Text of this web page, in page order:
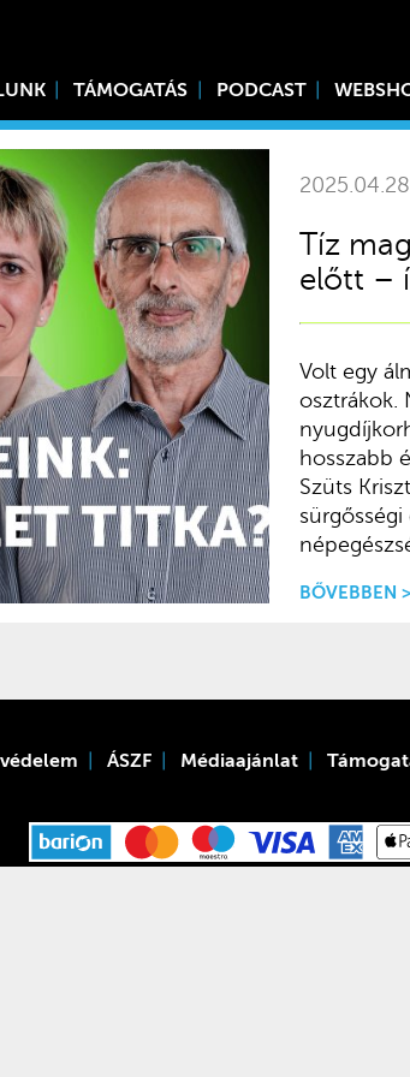
TÁMOGATÁS PODCAST
Tíz
előtt –
Volt egy
osztrákok.
hosszabb
Szüts
BŐVEBBEN
ÁSZF Médiaajánlat